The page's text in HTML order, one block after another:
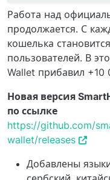
Работа над
продолжается. С
кошелька
пользователей. В
Wallet прибавил +10
Новая версия
по ссылке
https://github.com/
wallet/releases
Добавлены